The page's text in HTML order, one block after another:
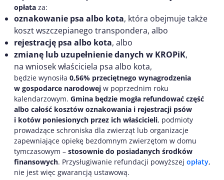
opłata za:
oznakowanie psa albo kota, która obejmuje także
koszt wszczepianego transpondera, albo
rejestrację psa albo kota, albo
zmianę lub uzupełnienie danych w KROPiK,
na wniosek właściciela psa albo kota,
będzie wynosiła 0,56% przeciętnego wynagrodzenia
w gospodarce narodowej w poprzednim roku
kalendarzowym. Gmina będzie mogła refundować część
albo całość kosztów oznakowania i rejestracji psów
i kotów poniesionych przez ich właścicieli, podmioty
prowadzące schroniska dla zwierząt lub organizacje
zapewniające opiekę bezdomnym zwierzętom w domu
tymczasowym – stosownie do posiadanych środków
finansowych. Przysługiwanie refundacji powyższej opłaty,
nie jest więc gwarancją ustawową.